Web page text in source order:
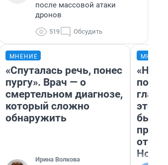
после массовой атаки
дронов
519 Обсудить
МНЕНИЕ
«Спуталась речь, понес
пургу». Врач — о
смертельном диагнозе,
который сложно
обнаружить
Ирина Волкова
этого
бьет